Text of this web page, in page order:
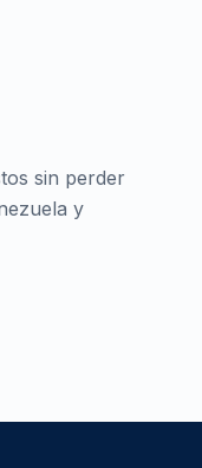
sin perder
y